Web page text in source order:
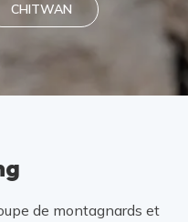
CHITWAN
de montagnards et